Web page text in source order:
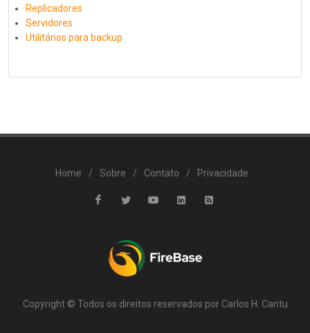
Replicadores
Servidores
Utilitários para backup
Copyright © Todos os direitos reservados por Carlos H. Cantu
Home / Sobre / Contato / Privacidade